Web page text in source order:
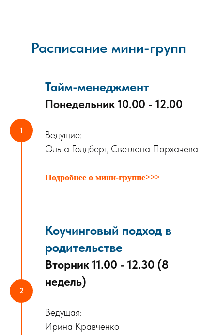
Расписание мини-групп
Тайм-менеджмент
Понедельник 10.00 - 12.00
Ведущие:
Ольга Голдберг, Светлана Пархачева
Подробнее о мини-группе>>>
Коучинговый подход в
родительстве
Вторник 11.00 - 12.30 (8
недель)
Ведущая:
Ирина Кравченко